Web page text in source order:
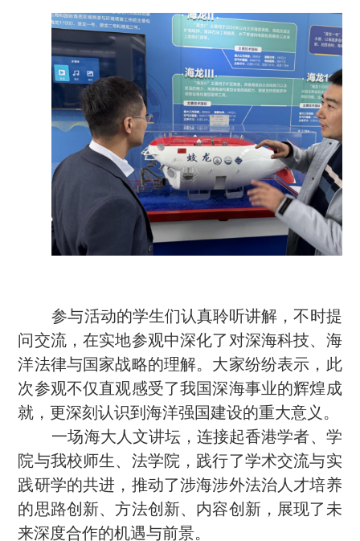
参与活动的学生们认真聆听讲解，不时提
问交流，在实地参观中深化了对深海科技、海
洋法律与国家战略的理解。大家纷纷表示，此
次参观不仅直观感受了我国深海事业的辉煌成
就，更深刻认识到海洋强国建设的重大意义。
一场海大人文讲坛，连接起香港学者、学
院与我校师生、法学院，践行了学术交流与实
践研学的共进，推动了涉海涉外法治人才培养
的思路创新、方法创新、内容创新，展现了未
来深度合作的机遇与前景。